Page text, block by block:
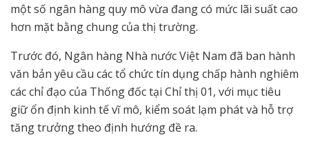
một số ngân hàng quy mô vừa đang có mức lãi suất cao
hơn mặt bằng chung của thị trường.
Trước đó, Ngân hàng Nhà nước Việt Nam đã ban hành
văn bản yêu cầu các tổ chức tín dụng chấp hành nghiêm
các chỉ đạo của Thống đốc tại Chỉ thị 01, với mục tiêu
giữ ổn định kinh tế vĩ mô, kiểm soát lạm phát và hỗ trợ
tăng trưởng theo định hướng đề ra.